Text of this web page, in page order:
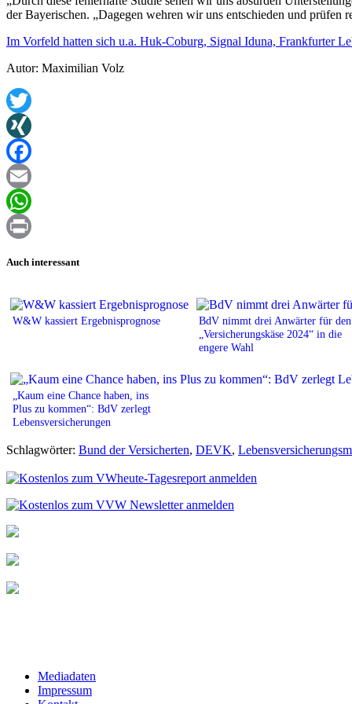
der Bayerischen. „Dagegen wehren wir uns entschieden und prüfen
Im Vorfeld hatten sich u.a. Huk-Coburg, Signal Iduna, Frankfurter
Autor: Maximilian Volz
Twitter
XING
Facebook
Email
WhatsApp
Auch interessant
W&W kassiert Ergebnisprognose
BdV nimmt drei Anwärter für den
„Versicherungskäse 2024“ in die
engere Wahl
„Kaum eine Chance haben, ins
Plus zu kommen“: BdV zerlegt
Lebensversicherungen
Schlagwörter: Bund der Versicherten, DEVK,
Mediadaten
Impressum